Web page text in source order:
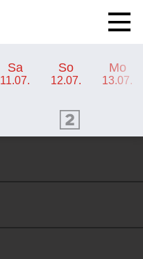
Sa
11.07.
So
12.07.
Mo
13.07.
ORF 2 Programm